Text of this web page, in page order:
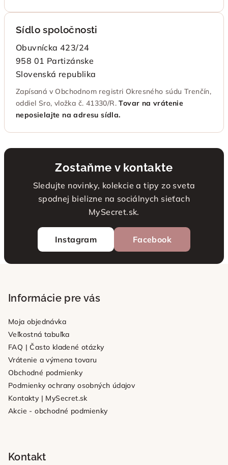
Sídlo spoločnosti
Obuvnícka 423/24
958 01 Partizánske
Slovenská republika
Zapísaná v Obchodnom registri Okresného súdu Trenčín,
oddiel Sro, vložka č. 41330/R.Tovar na vrátenie
neposielajte na adresu sídla.
Zostaňme v kontakte
Sledujte novinky, kolekcie a tipy zo sveta
spodnej bielizne na sociálnych sieťach
MySecret.sk.
Instagram Facebook
Informácie pre vás
Moja objednávka
Veľkostná tabuľka
FAQ | Často kladené otázky
Vrátenie a výmena tovaru
Obchodné podmienky
Podmienky ochrany osobných údajov
Kontakty | MySecret.sk
Akcie - obchodné podmienky
Kontakt